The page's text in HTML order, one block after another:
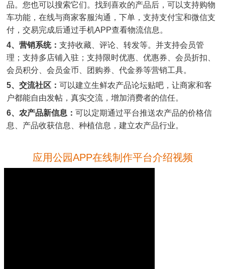
品。您也可以搜索它们。找到喜欢的产品后，可以支持购物
车功能，在线与商家客服沟通，下单，支持支付宝和微信支
付，交易完成后通过手机APP查看物流信息。
4、 营销系统： 支持收藏、评论、转发等。并支持会员管
理；支持多店铺入驻；支持限时优惠、优惠券、会员折扣、
会员积分、会员金币、团购券、代金券等营销工具。
5、 交流社区： 可以建立生鲜农产品论坛贴吧，让商家和客
户都能自由发帖，真实交流，增加消费者的信任。
6、农产品新信息： 可以定期通过平台推送农产品的价格信
息、产品收获信息、种植信息，建立农产品行业。
应用公园APP在线制作平台介绍视频